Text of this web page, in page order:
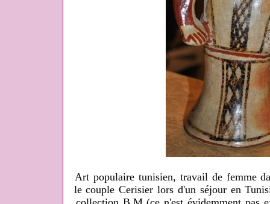
Art populaire tunisien, travail de femme
le couple Cerisier lors d'un séjour en